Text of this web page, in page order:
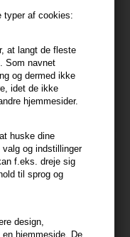
typer af cookies:
at langt de fleste
Som navnet
og dermed ikke
idet de ikke
hjemmesider.
huske dine
og indstillinger
f.eks. dreje sig
til sprog og
design,
hjemmeside. De
BIO+ Energy Boost
Serum for Men 100ml
DKK